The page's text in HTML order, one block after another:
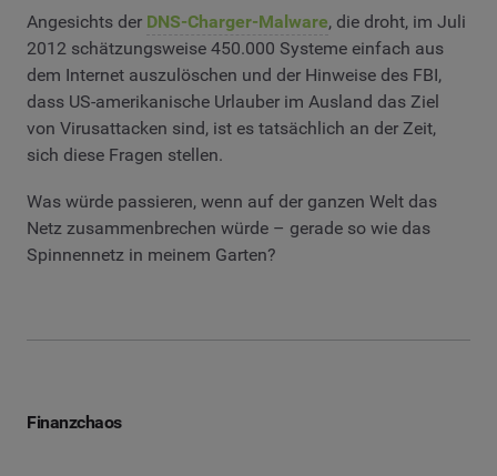
Angesichts der DNS-Charger-Malware, die droht, im Juli
2012 schätzungsweise 450.000 Systeme einfach aus
dem Internet auszulöschen und der Hinweise des FBI,
dass US-amerikanische Urlauber im Ausland das Ziel
von Virusattacken sind, ist es tatsächlich an der Zeit,
sich diese Fragen stellen.
Was würde passieren, wenn auf der ganzen Welt das
Netz zusammenbrechen würde – gerade so wie das
Spinnennetz in meinem Garten?
Finanzchaos